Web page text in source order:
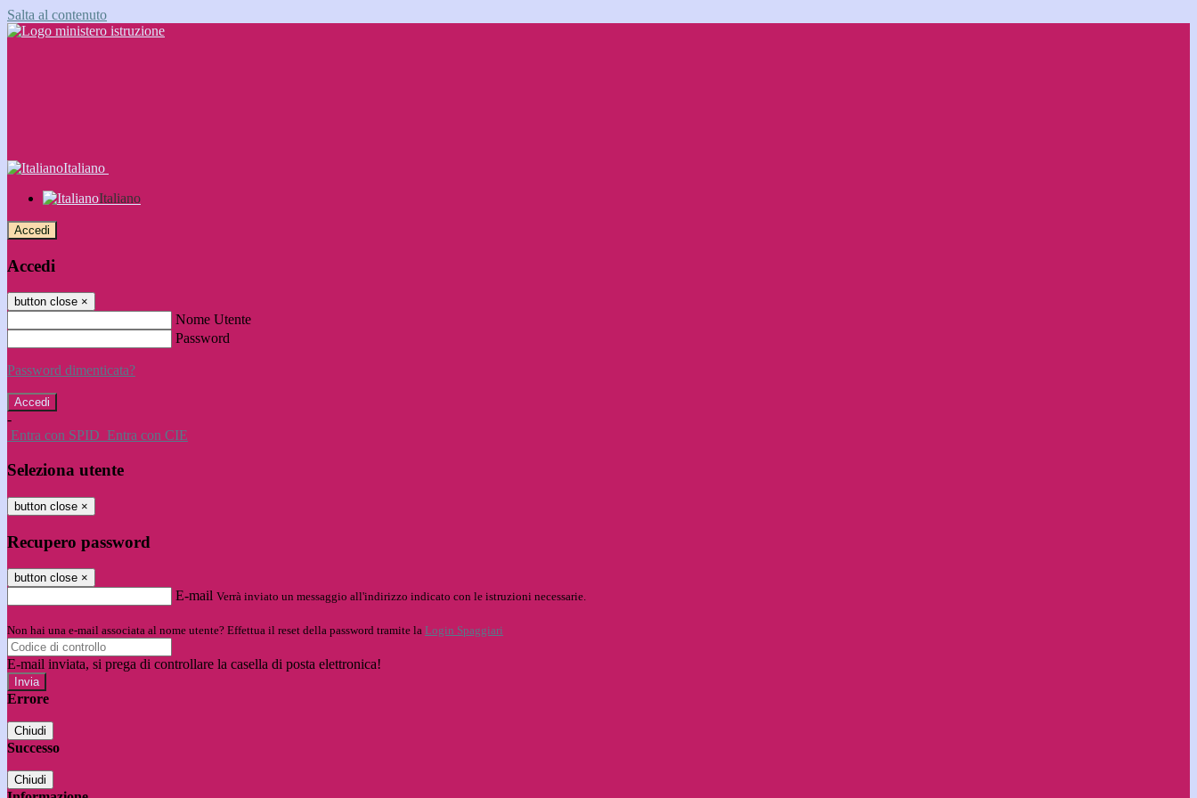
Salta al contenuto
Italiano
Italiano
Accedi
Accedi
button close ×
Nome Utente
Password
Password dimenticata?
-
Entra con SPID Entra con CIE
Seleziona utente
button close ×
Recupero password
button close ×
E-mail Verrà inviato un messaggio all'indirizzo indicato con le istruzioni necessarie.
Non hai una e-mail associata al nome utente? Effettua il reset della password tramite la Login Spaggiari
E-mail inviata, si prega di controllare la casella di posta elettronica!
Errore
Chiudi
Successo
Chiudi